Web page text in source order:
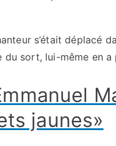
s’était déplacé
sort, lui-même en a
jaunes»